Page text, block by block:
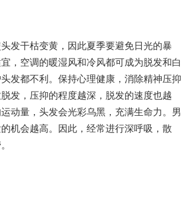
干枯变黄，因此夏季要避免日光的暴
，空调的暖湿风和冷风都可成为脱发和白
发都不利。保持心理健康，消除精神压抑
发，压抑的程度越深，脱发的速度也越
动量，头发会光彩乌黑，充满生命力。男
机会越高。因此，经常进行深呼吸，散